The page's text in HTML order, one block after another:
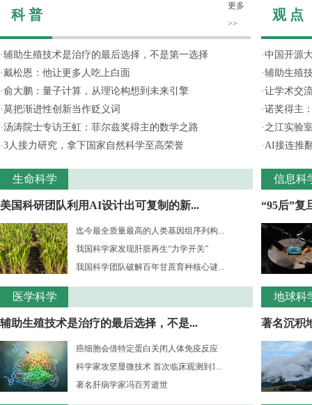
科 普
更多
>>
·辅助生殖技术是治疗的最后选择，不是第一选择
·戴松恩：他让更多人吃上白面
·俞大鹏：量子计算，从理论构想到未来引擎
·莫把渐进性创新当作贬义词
·汤涛院士专访王虹：菲尔兹奖得主的数学之路
·3人接力研究，拿下国家自然科学至高荣誉
生命科学
美国科研团队利用AI设计出可复制的新...
迄今最全质量最高的人类基因组序列构...
我国科学家发现肝脏再生“力学开关”
我国科学团队破解百年甘蔗育种核心谜...
医学科学
辅助生殖技术是治疗的最后选择，不是...
癌细胞会借特定蛋白关闭人体免疫反应
科学家攻坚显微技术 首次临床观测到1...
著名肝病学家冯百芳逝世
观 点
·中国开源
·辅助生殖
·让学术交
·诺奖得主
· 之江实验
·AI接连推
信息科
“95后”复
地球科
著名沉积